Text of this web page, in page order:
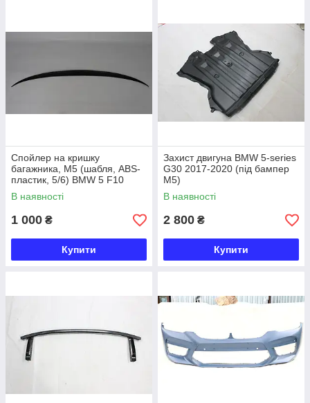
Спойлер на кришку
багажника, М5 (шабля, ABS-
пластик, 5/6) BMW 5 F10
2010-2016
В наявності
1 000 ₴
Купити
Захист двигуна BMW 5-series
G30 2017-2020 (під бампер
M5)
В наявності
2 800 ₴
Купити